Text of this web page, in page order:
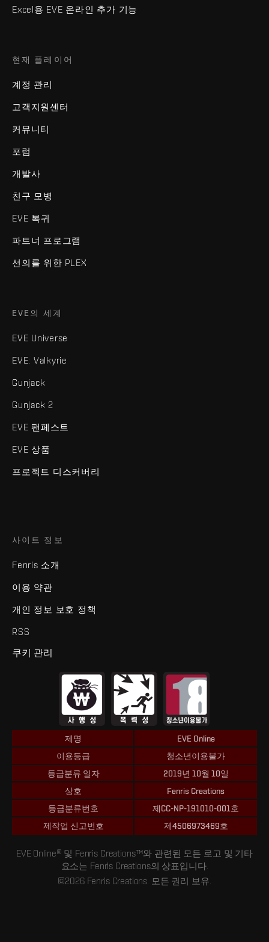
Excel용 EVE 온라인 추가 기능
현재 플레이어
계정 관리
고객지원센터
커뮤니티
포럼
개발사
친구 모병
EVE 복귀
파트너 프로그램
선의를 위한 PLEX
EVE의 세계
EVE Universe
EVE: Valkyrie
Gunjack
Gunjack 2
EVE 팬페스트
EVE 상품
프로젝트 디스커버리
사이트 정보
Fenris 소개
이용 약관
개인 정보 보호 정책
RSS
쿠키 관리
제명
EVE Online
이용등급
청소년이용불가
등급분류 일자
2019년 10월 10일
상호
Fenris Creations
등급분류번호
제CC-NP-191010-001호
제작업 신고번호
제4506973469호
EVE Online® 및 Fenris Creations™와 관련된 모든 로고 및 기타
요소는 Fenris Creations의 상표입니다.
©2026 Fenris Creations. 모든 권리 보유.